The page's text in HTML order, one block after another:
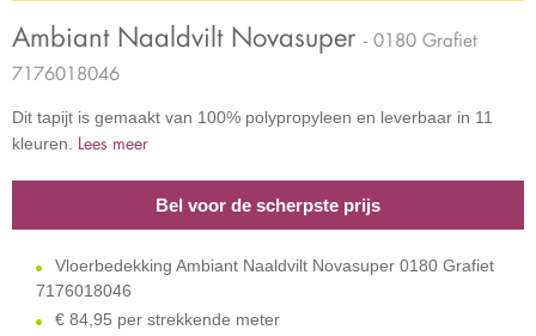
Ambiant Naaldvilt Novasuper - 0180 Grafiet
7176018046
Dit tapijt is gemaakt van 100% polypropyleen en leverbaar in 11
kleuren. Lees meer
Bel voor de scherpste prijs
Vloerbedekking Ambiant Naaldvilt Novasuper 0180 Grafiet
7176018046
€ 84,95 per strekkende meter